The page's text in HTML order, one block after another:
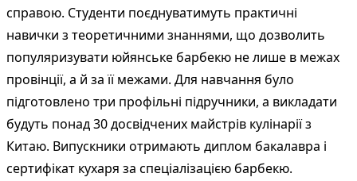
справою. Студенти поєднуватимуть практичні
навички з теоретичними знаннями, що дозволить
популяризувати юйянське барбекю не лише в межах
провінції, а й за її межами. Для навчання було
підготовлено три профільні підручники, а викладати
будуть понад 30 досвідчених майстрів кулінарії з
Китаю. Випускники отримають диплом бакалавра і
сертифікат кухаря за спеціалізацією барбекю.